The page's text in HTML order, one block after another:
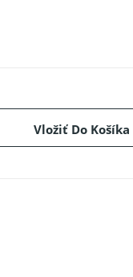
Vložiť Do Košíka